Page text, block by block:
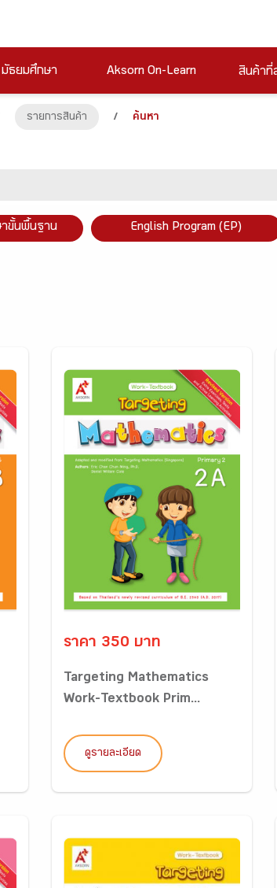
มัธยมศึกษา Aksorn On-Learn สินค้าที่
รายการสินค้า / ค้นหา
ขั้นพื้นฐาน English Program (EP)
ราคา 350 บาท
Targeting Mathematics
Work-Textbook Prim...
ดูรายละเอียด